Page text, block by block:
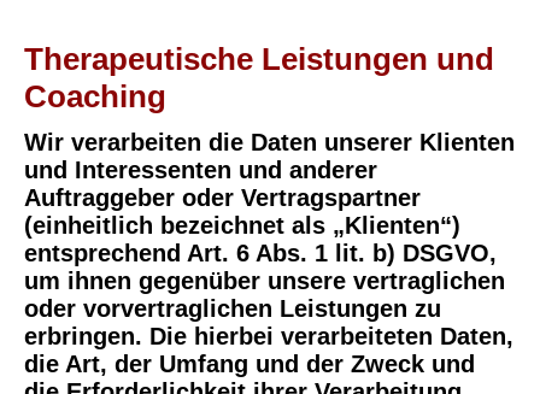
Therapeutische Leistungen und
Coaching
Wir verarbeiten die Daten unserer Klienten
und Interessenten und anderer
Auftraggeber oder Vertragspartner
(einheitlich bezeichnet als „Klienten“)
entsprechend Art. 6 Abs. 1 lit. b) DSGVO,
um ihnen gegenüber unsere vertraglichen
oder vorvertraglichen Leistungen zu
erbringen. Die hierbei verarbeiteten Daten,
die Art, der Umfang und der Zweck und